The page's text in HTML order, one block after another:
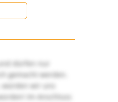
dürfen nur
gemacht werden.
wir uns
Im Anschluss